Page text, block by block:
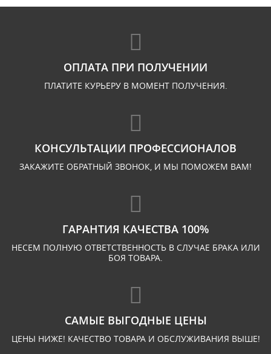
ОПЛАТА ПРИ ПОЛУЧЕНИИ
ПЛАТИТЕ КУРЬЕРУ В МОМЕНТ ПОЛУЧЕНИЯ.
КОНСУЛЬТАЦИИ ПРОФЕССИОНАЛОВ
ЗАКАЖИТЕ ОБРАТНЫЙ ЗВОНОК, И МЫ ПОМОЖЕМ ВАМ!
ГАРАНТИЯ КАЧЕСТВА 100%
НЕСЕМ ПОЛНУЮ ОТВЕТСТВЕННОСТЬ В СЛУЧАЕ БРАКА ИЛИ
БОЯ ТОВАРА.
САМЫЕ ВЫГОДНЫЕ ЦЕНЫ
ЦЕНЫ НИЖЕ! КАЧЕСТВО ТОВАРА И ОБСЛУЖИВАНИЯ ВЫШЕ!